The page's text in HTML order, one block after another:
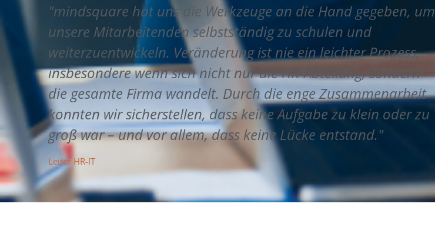
"mindsquare hat uns die Werkzeuge an die Hand gegeben, um
unsere Mitarbeitenden selbstständig zu schulen und
weiterzuentwickeln. Veränderung ist nie ein leichter Prozess,
insbesondere wenn sich nicht nur die HR-Abteilung, sondern
die gesamte Firma wandelt. Durch die enge Zusammenarbeit
konnten wir sicherstellen, dass keine Aufgabe zu klein oder zu
groß war – und vor allem, dass keine Lücke entstand."
Leiter HR-IT